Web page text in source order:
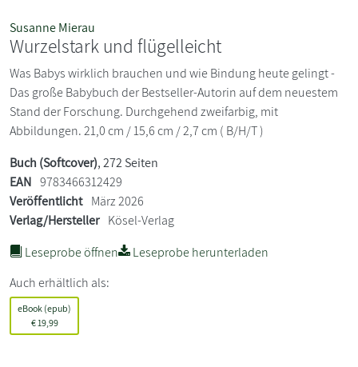
Susanne Mierau
Wurzelstark und flügelleicht
Was Babys wirklich brauchen und wie Bindung heute gelingt -
Das große Babybuch der Bestseller-Autorin auf dem neuestem
Stand der Forschung. Durchgehend zweifarbig, mit
Abbildungen. 21,0 cm / 15,6 cm / 2,7 cm ( B/H/T )
Buch (Softcover), 272 Seiten
EAN 9783466312429
Veröffentlicht März 2026
Verlag/Hersteller Kösel-Verlag
Leseprobe öffnen
Leseprobe herunterladen
Auch erhältlich als:
eBook (epub)
€19,99